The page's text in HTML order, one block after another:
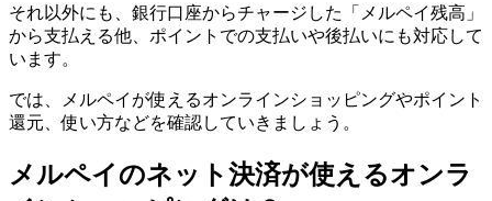
それ以外にも、銀行口座からチャージした「メルペイ残高」
から支払える他、ポイントでの支払いや後払いにも対応して
います。
では、メルペイが使えるオンラインショッピングやポイント
還元、使い方などを確認していきましょう。
メルペイのネット決済が使えるオンラ